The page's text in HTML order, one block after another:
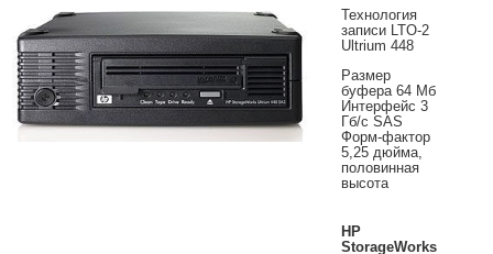
Технология
записи LTO-2
Ultrium 448
Размер
буфера 64 Мб
Интерфейс 3
Гб/с SAS
Форм-фактор
5,25 дюйма,
половинная
высота
HP
StorageWorks